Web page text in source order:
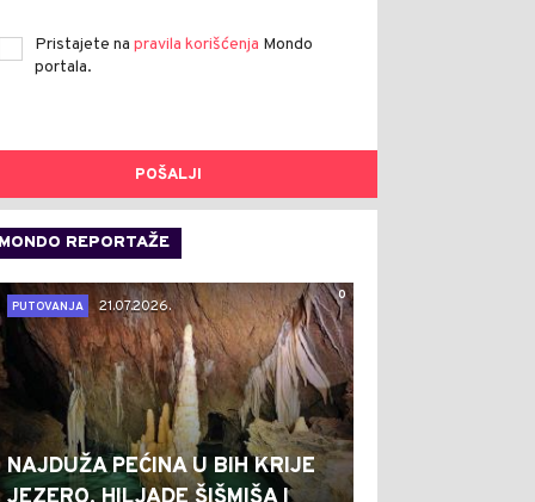
Pristajete na pravila korišćenja Mondo
portala.
POŠALJI
MONDO REPORTAŽE
0
PUTOVANJA
21.07.2026.
NAJDUŽA PEĆINA U BIH KRIJE